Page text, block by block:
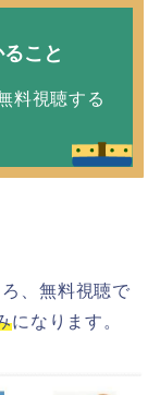
こと
料視聴する
、無料視聴で
になります。